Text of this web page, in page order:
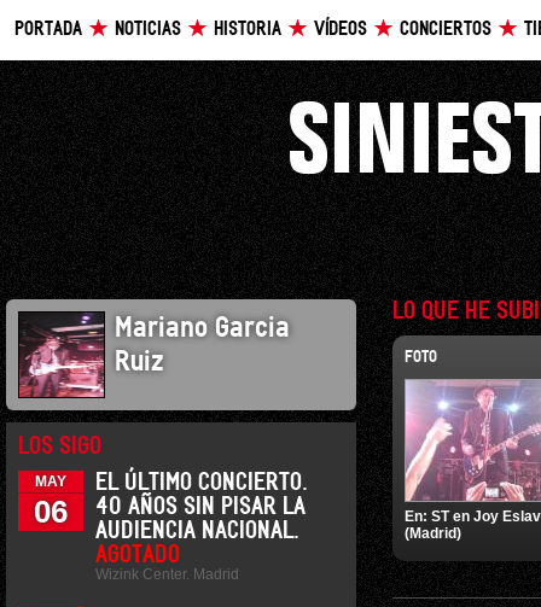
PORTADA NOTICIAS HISTORIA VÍDEOS CONCIERTOS
Mariano Garcia
Ruiz
LOS SIGO
MAY
06
EL ÚLTIMO CONCIERTO.
40 AÑOS SIN PISAR LA
AUDIENCIA NACIONAL.
AGOTADO
Wizink Center. Madrid
LO QUE HE
FOTO
En: ST en Joy
(Madrid)